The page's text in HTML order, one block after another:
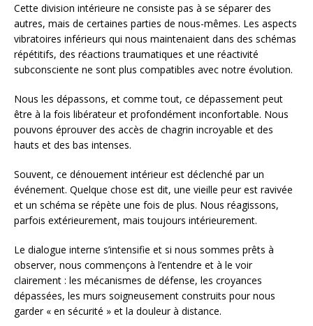
Cette division intérieure ne consiste pas à se séparer des
autres, mais de certaines parties de nous-mêmes. Les aspects
vibratoires inférieurs qui nous maintenaient dans des schémas
répétitifs, des réactions traumatiques et une réactivité
subconsciente ne sont plus compatibles avec notre évolution.
Nous les dépassons, et comme tout, ce dépassement peut
être à la fois libérateur et profondément inconfortable. Nous
pouvons éprouver des accès de chagrin incroyable et des
hauts et des bas intenses.
Souvent, ce dénouement intérieur est déclenché par un
événement. Quelque chose est dit, une vieille peur est ravivée
et un schéma se répète une fois de plus. Nous réagissons,
parfois extérieurement, mais toujours intérieurement.
Le dialogue interne s’intensifie et si nous sommes prêts à
observer, nous commençons à l’entendre et à le voir
clairement : les mécanismes de défense, les croyances
dépassées, les murs soigneusement construits pour nous
garder « en sécurité » et la douleur à distance.